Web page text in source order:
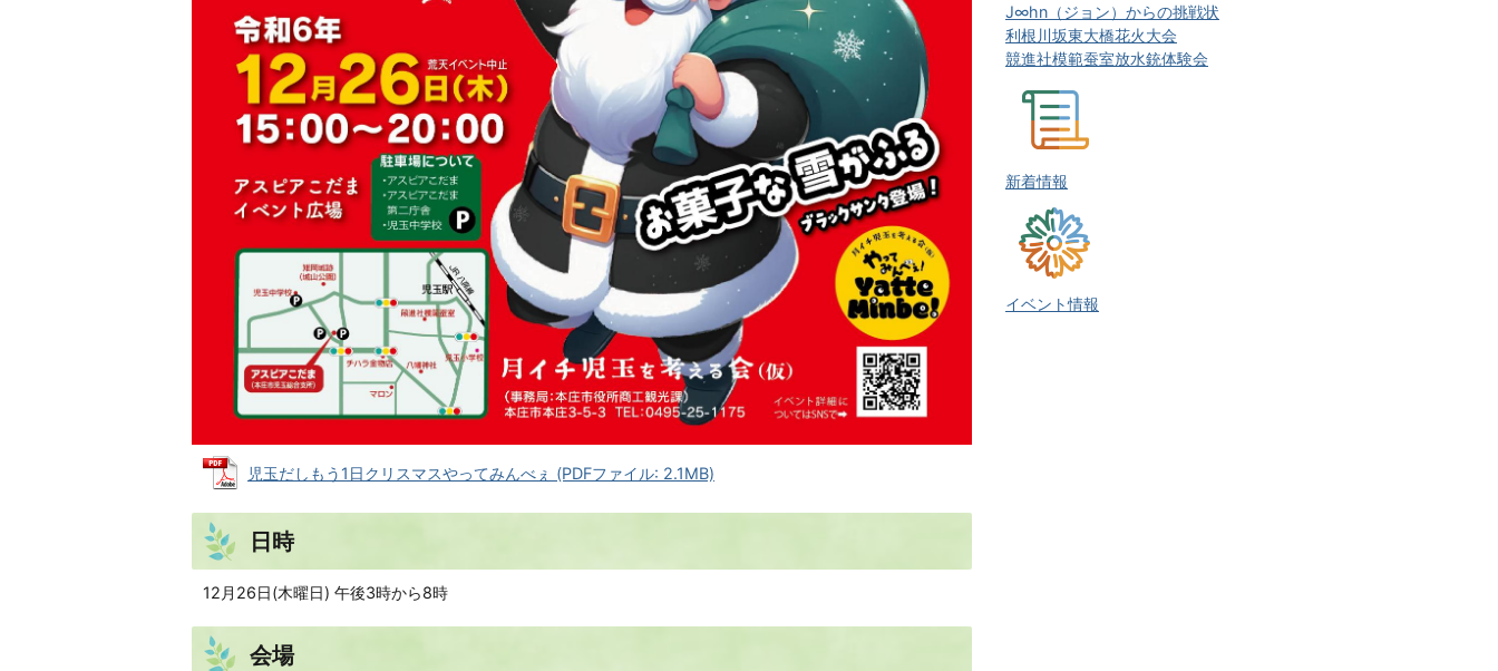
児玉だしもう1日クリスマスやってみんべぇ (PDFファイル: 2.1MB)
日時
12月26日(木曜日) 午後3時から8時
会場
J∞hn（ジョン）からの挑戦状
利根川坂東大橋花火大会
競進社模範蚕室放水銃体験会
新着情報
イベント情報